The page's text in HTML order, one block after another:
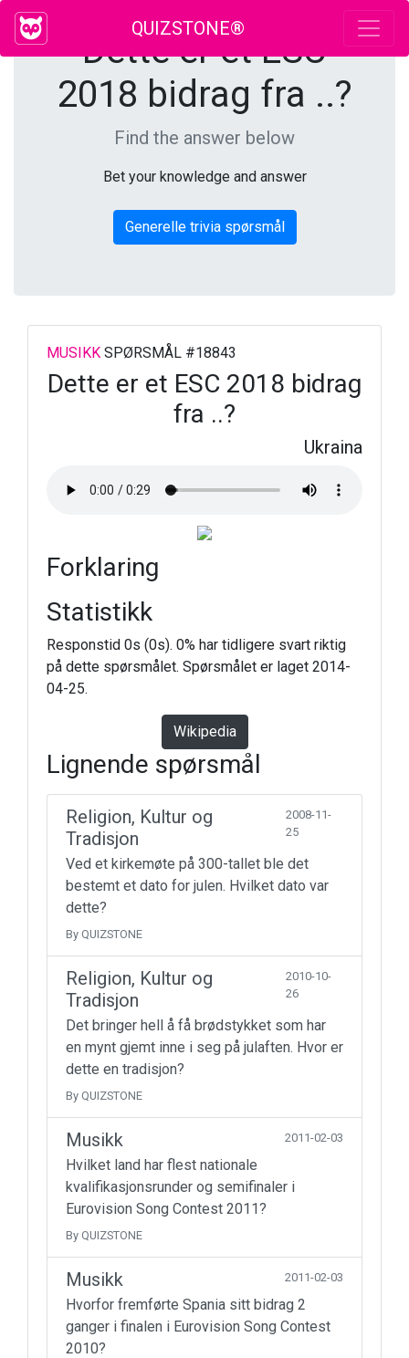
QUIZSTONE®
Dette er et ESC
2018 bidrag fra ..?
Find the answer below
Bet your knowledge and answer
Generelle trivia spørsmål
MUSIKK SPØRSMÅL #18843
Dette er et ESC 2018 bidrag
fra ..?
Ukraina
Forklaring
Statistikk
Responstid 0s (0s). 0% har tidligere svart riktig
på dette spørsmålet. Spørsmålet er laget 2014-
04-25.
Wikipedia
Lignende spørsmål
Religion, Kultur og
Tradisjon
2008-11-
25
Ved et kirkemøte på 300-tallet ble det
bestemt et dato for julen. Hvilket dato var
dette?
By QUIZSTONE
Religion, Kultur og
Tradisjon
2010-10-
26
Det bringer hell å få brødstykket som har
en mynt gjemt inne i seg på julaften. Hvor er
dette en tradisjon?
By QUIZSTONE
Musikk 2011-02-03
Hvilket land har flest nationale
kvalifikasjonsrunder og semifinaler i
Eurovision Song Contest 2011?
By QUIZSTONE
Musikk 2011-02-03
Hvorfor fremførte Spania sitt bidrag 2
ganger i finalen i Eurovision Song Contest
2010?